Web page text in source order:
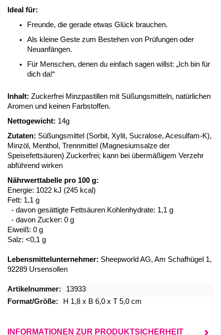
Ideal für:
Freunde, die gerade etwas Glück brauchen.
Als kleine Geste zum Bestehen von Prüfungen oder
Neuanfängen.
Für Menschen, denen du einfach sagen willst: „Ich bin für
dich da!“
Inhalt: Zuckerfrei Minzpastillen mit Süßungsmitteln, natürlichen
Aromen und keinen Farbstoffen.
Nettogewicht: 14g
Zutaten: Süßungsmittel (Sorbit, Xylit, Sucralose, Acesulfam-K),
Minzöl, Menthol, Trennmittel (Magnesiumsalze der
Speisefettsäuren) Zuckerfrei; kann bei übermäßigem Verzehr
abführend wirken
Nährwerttabelle pro 100 g:
Energie: 1022 kJ (245 kcal)
Fett: 1,1 g
- davon gesättigte Fettsäuren Kohlenhydrate: 1,1 g
- davon Zucker: 0 g
Eiweiß: 0 g
Salz: <0,1 g
Lebensmittelunternehmer: Sheepworld AG, Am Schafhügel 1,
92289 Ursensollen
Mehr
Informationen
13933
H 1,8 x B 6,0 x T 5,0 cm
INFORMATIONEN ZUR PRODUKTSICHERHEIT